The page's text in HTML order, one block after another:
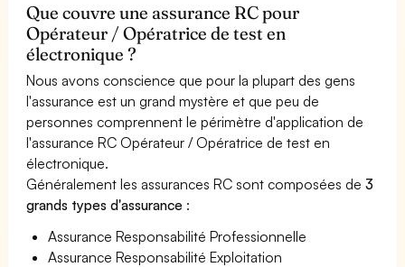
Que couvre une assurance RC pour
Opérateur / Opératrice de test en
électronique ?
Nous avons conscience que pour la plupart des gens
l'assurance est un grand mystère et que peu de
personnes comprennent le périmètre d'application de
l'assurance RC Opérateur / Opératrice de test en
électronique.
Généralement les assurances RC sont composées de3
grands types d'assurance :
Assurance Responsabilité Professionnelle
Assurance Responsabilité Exploitation